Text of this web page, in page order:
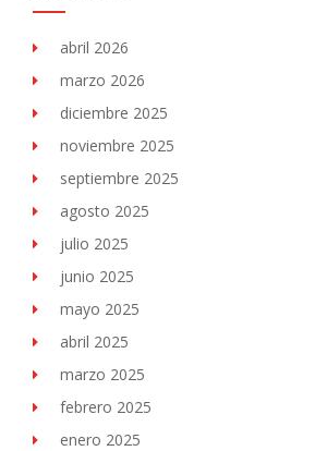
abril 2026
marzo 2026
diciembre 2025
noviembre 2025
septiembre 2025
agosto 2025
julio 2025
junio 2025
mayo 2025
abril 2025
marzo 2025
febrero 2025
enero 2025